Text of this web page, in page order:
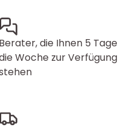
Berater, die Ihnen 5 Tage
Woche zur Verfügung